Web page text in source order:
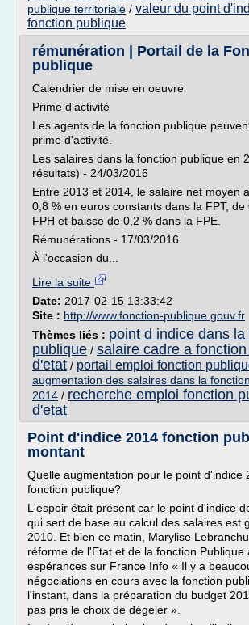
publique territoriale / valeur du point
fonction publique
rémunération | Portail de la
publique
Calendrier de mise en oeuvre
Prime d'activité
Les agents de la fonction publique
prime d'activité.
Les salaires dans la fonction publique en
résultats) - 24/03/2016
Entre 2013 et 2014, le salaire net moyen
0,8 % en euros constants dans la FPT, de
FPH et baisse de 0,2 % dans la FPE.
Rémunérations - 17/03/2016
À l'occasion du...
Lire la suite
Date: 2017-02-15 13:33:42
Site : http://www.fonction-publique.gouv.fr
Thèmes liés : point d indice dans la
publique / salaire cadre a
d'etat / portail emploi fonction
augmentation des salaires dans la
2014 / recherche emploi fonction
d'etat
Point d'indice 2014 fonction
montant
Quelle augmentation pour le point d'indice
fonction publique?
L'espoir était présent car le point d'indice
qui sert de base au calcul des salaires est
2010. Et bien ce matin, Marylise
réforme de l'Etat et de la fonction Publique
espérances sur France Info « Il y a
négociations en cours avec la fonction
l'instant, dans la préparation du budget
pas pris le choix de dégeler ».